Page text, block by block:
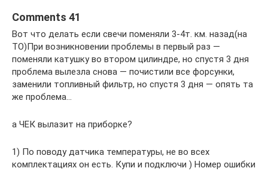
Comments 41
Вот что делать если свечи поменяли 3-4т. км. назад(на
ТО)При возникновении проблемы в первый раз —
поменяли катушку во втором цилиндре, но спустя 3 дня
проблема вылезла снова — почистили все форсунки,
заменили топливный фильтр, но спустя 3 дня — опять та
же проблема…
а ЧЕК вылазит на приборке?
1) По поводу датчика температуры, не во всех
комплектациях он есть. Купи и подключи ) Номер ошибки